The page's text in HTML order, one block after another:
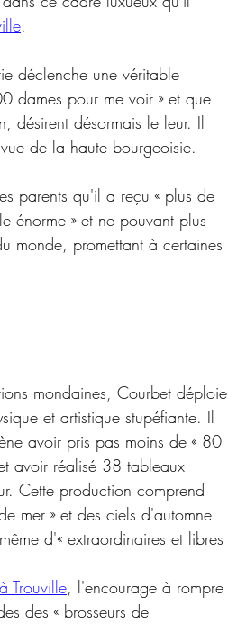
.
déclenche une véritable
dames pour me voir » et que
désirent désormais le leur. Il
de la haute bourgeoisie.
parents qu'il a reçu « plus de
énorme » et ne pouvant plus
monde, promettant à certaines
mondaines, Courbet déploie
et artistique stupéfiante. Il
avoir pris pas moins de « 80
avoir réalisé 38 tableaux
Cette production comprend
mer » et des ciels d'automne
d'« extraordinaires et libres
Trouville, l'encourage à rompre
des « brosseurs de